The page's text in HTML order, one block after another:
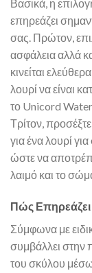
Βασικά, η
επηρεάζει
σας. Πρώτον,
ασφάλεια αλλά
κινείται
λουρί να είναι
το Unicord
Τρίτον,
για ένα λουρί
ώστε να
λαιμό και το
Πώς Επηρεάζει
Σύμφωνα με
συμβάλλει στην
του σκύλου μέσω